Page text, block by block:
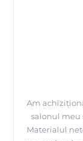
Am
salonul meu
Materialul